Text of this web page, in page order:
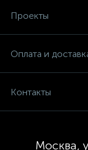
Проекты
Оплата и
Контакты
Москва,